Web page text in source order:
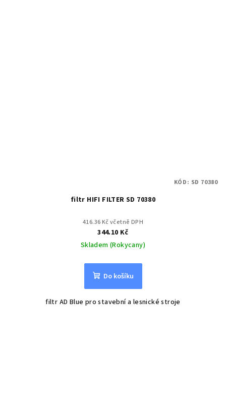
filtr HIFI FILTER SD 70380
416.36 Kč včetně DPH
344.10 Kč
Skladem (Rokycany)
Do košíku
filtr AD Blue pro stavební a lesnické stroje
KÓD: SD 70380